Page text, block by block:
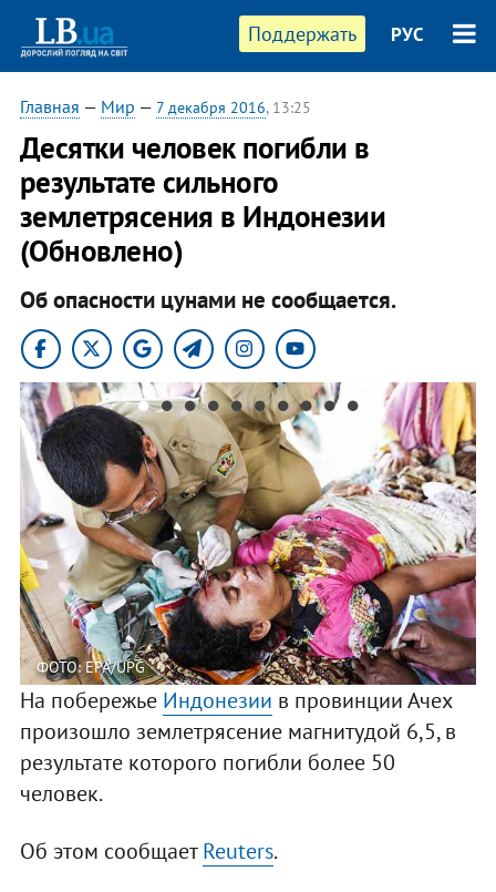
Поддержать РУС
Главная — Мир — 7 декабря 2016, 13:25
Десятки человек погибли в
результате сильного
землетрясения в Индонезии
(Обновлено)
Об опасности цунами не сообщается.
ФОТО: EPA/UPG
На побережье Индонезии в провинции Ачех
произошло землетрясение магнитудой 6,5, в
результате которого погибли более 50
человек.
Об этом сообщаетReuters.